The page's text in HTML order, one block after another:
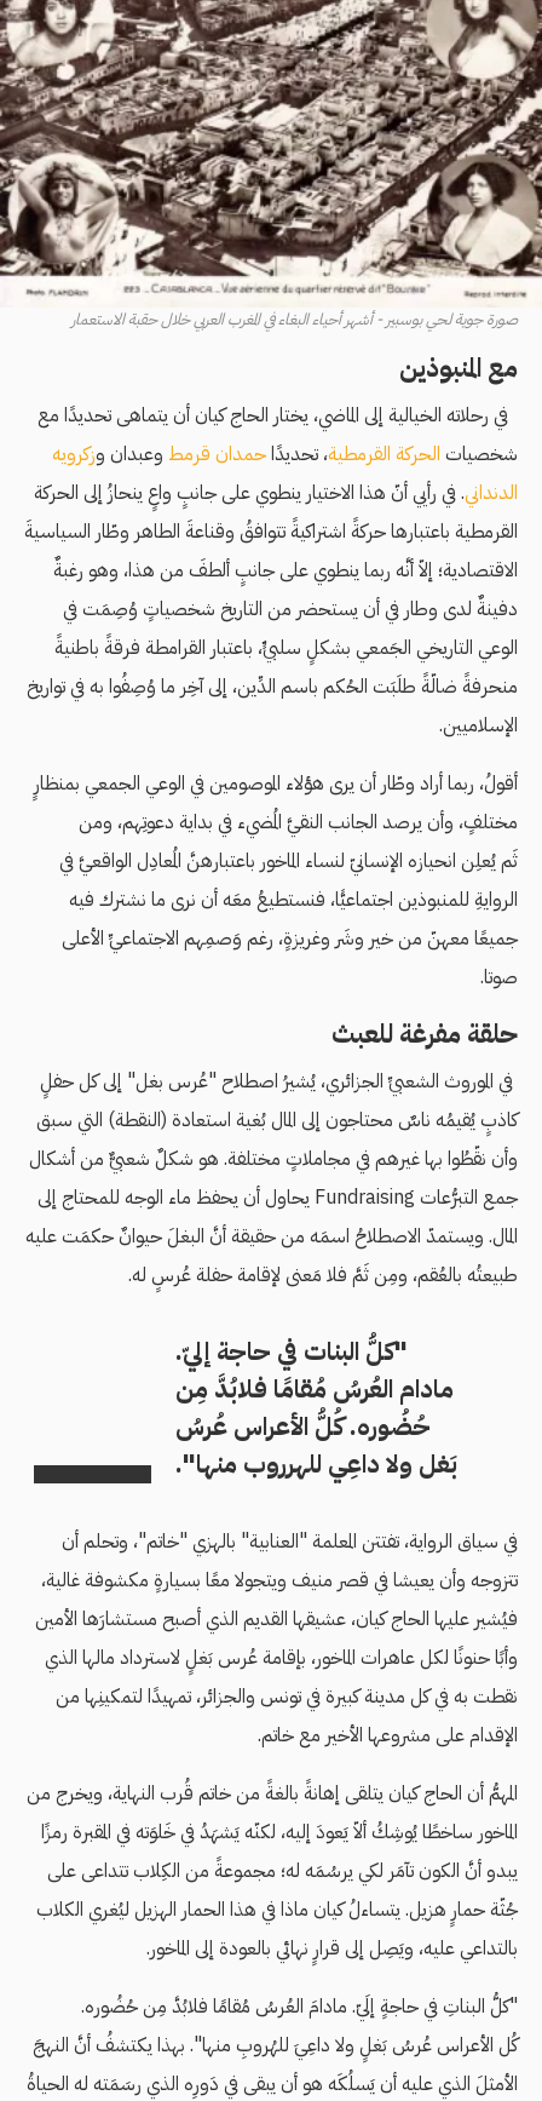
صورة جوية لحي بوسبير - أشهر أحياء البغاء في المغرب العربي خلال حقبة الاستعمار
مع المنبوذين
في رحلاته الخيالية إلى الماضي، يختار الحاج كيان أن يتماهى تحديدًا مع
شخصيات الحركة القرمطية، تحديدًاحمدان قرمط وعبدان وزكرويه
الدنداني. في رأيي أنّ هذا الاختيار ينطوي على جانبٍ واعٍ ينحازُ إلى الحركة
القرمطية باعتبارها حركةً اشتراكيةً تتوافقُ وقناعةَ الطاهر وطّار السياسيةَ
الاقتصادية؛ إلاّ أنَّه ربما ينطوي على جانبٍ ألطفَ من هذا، وهو رغبةٌ
دفينةٌ لدى وطار في أن يستحضر من التاريخ شخصياتٍ وُصِمَت في
الوعي التاريخي الجَمعي بشكلٍ سلبيٍّ، باعتبار القرامطة فرقةً باطنيةً
منحرفةً ضالّةً طلَبَت الحُكم باسم الدِّين، إلى آخِر ما وُصِفُوا به في تواريخ
الإسلاميين.
أقولُ، ربما أراد وطّار أن يرى هؤلاء الموصومين في الوعي الجمعي بمنظارٍ
مختلفٍ، وأن يرصد الجانب النقيَّ المُضيء في بداية دعوتِهم، ومن
ثَم يُعلِن انحيازه الإنسانيّ لنساء الماخور باعتبارهنَّ المُعادِل الواقعيَّ في
الروايةِ للمنبوذين اجتماعيًّا، فنستطيعُ معَه أن نرى ما نشترك فيه
جميعًا معهنّ من خير وشَر وغريزةٍ، رغم وَصمِهم الاجتماعيِّ الأعلى
صوتا.
حلقة مفرغة للعبث
في الموروث الشعبيِّ الجزائري، يُشيرُ اصطلاح "عُرس بغل" إلى كل حفلٍ
كاذبٍ يُقيمُه ناسٌ محتاجون إلى المال بُغية استعادة (النقطة) التي سبق
وأن نقّطُوا بها غيرهم في مجاملاتٍ مختلفة. هو شكلٌ شعبيٌّ من أشكال
جمع التبرُّعات Fundraising يحاول أن يحفظ ماء الوجه للمحتاج إلى
المال. ويستمدّ الاصطلاحُ اسمَه من حقيقة أنَّ البغلَ حيوانٌ حكمَت عليه
طبيعتُه بالعُقم، ومِن ثَمَّ فلا مَعنى لإقامة حفلة عُرسٍ له.
"كلُّ البنات في حاجة إليّ.
مادام العُرسُ مُقامًا فلابُدَّ مِن
حُضُوره. كُلُّ الأعراس عُرسُ
بَغل ولا داعِي للهرروب منها".
في سياق الرواية، تفتتن المعلمة "العنابية" بالهزي "خاتم"، وتحلم أن
تتزوجه وأن يعيشا في قصر منيف ويتجولا معًا بسيارةٍ مكشوفة غالية،
فيُشير عليها الحاج كيان، عشيقها القديم الذي أصبح مستشارَها الأمين
وأبًا حنونًا لكل عاهرات الماخور، بإقامة عُرس بَغلٍ لاسترداد مالها الذي
نقطت به في كل مدينة كبيرة في تونس والجزائر، تمهيدًا لتمكينِها من
الإقدام على مشروعها الأخير مع خاتم.
المهمُّ أن الحاج كيان يتلقى إهانةً بالغةً من خاتم قُرب النهاية، ويخرج من
الماخور ساخطًا يُوشِكُ ألاّ يَعودَ إليه، لكنّه يَشهَدُ في خَلوَته في المقبرة رمزًا
يبدو أنَّ الكون تآمَر لكي يرسُمَه له؛ مجموعةً من الكِلاب تتداعى على
جُثّة حمارٍ هزيل. يتساءلُ كيان ماذا في هذا الحمار الهزيل ليُغري الكلاب
بالتداعي عليه، ويَصِل إلى قرارٍ نهائي بالعودة إلى الماخور.
"كلُّ البناتِ في حاجةٍ إلَيّ. مادامَ العُرسُ مُقامًا فلابُدَّ مِن حُضُوره.
كُل الأعراس عُرسُ بَغلٍ ولا داعِيَ للهُروبِ منها". بهذا يكتشفُ أنَّ النهجَ
الأمثلَ الذي عليه أن يَسلُكَه هو أن يبقى في دَورِه الذي رسَمَته له الحياةُ